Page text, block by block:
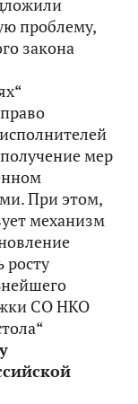
проблему,
закона
мер
При этом,
механизм
росту
СО НКО